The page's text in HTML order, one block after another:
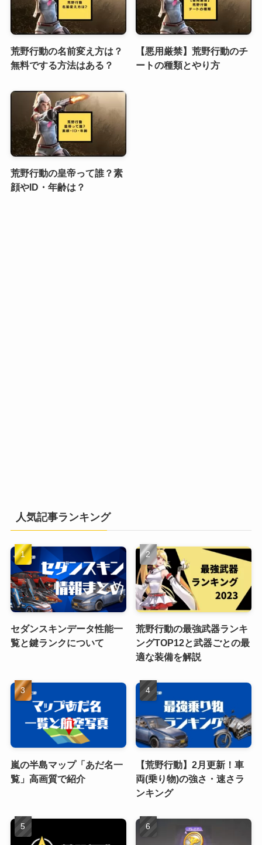
荒野行動の名前変え方は？
無料でする方法はある？
【悪用厳禁】荒野行動のチ
ートの種類とやり方
荒野行動の皇帝って誰？素
顔やID・年齢は？
人気記事ランキング
セダンスキンデータ性能一
覧と鍵ランクについて
荒野行動の最強武器ランキ
ングTOP12と武器ごとの最
適な装備を解説
嵐の半島マップ「あだ名一
覧」高画質で紹介
【荒野行動】2月更新！車
両(乗り物)の強さ・速さラ
ンキング